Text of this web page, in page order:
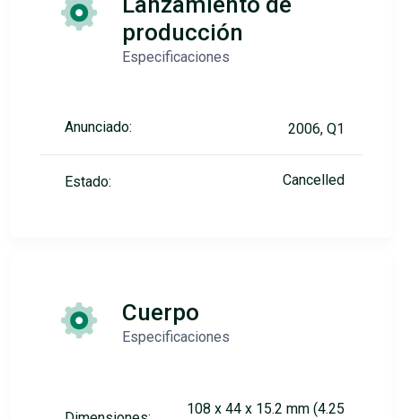
producción
Especificaciones
Anunciado: 2006, Q1
Estado: Cancelled
Cuerpo
Especificaciones
108 x 44 x 15.2 mm (4.25